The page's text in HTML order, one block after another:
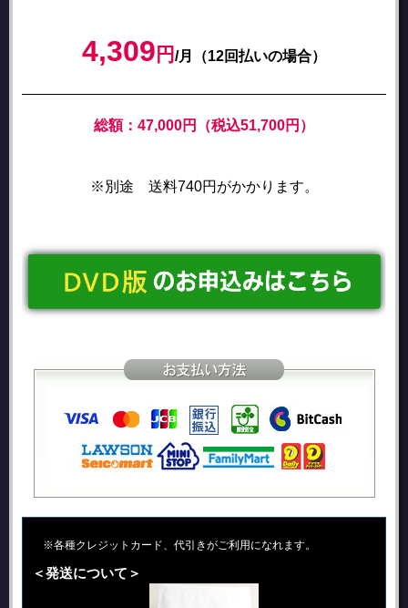
4,309 円 /月（12回払いの場合）
総額：47,000円（税込51,700円）
※別途 送料740円がかかります。
※各種クレジットカード、代引きがご利用になれます。
＜発送について＞